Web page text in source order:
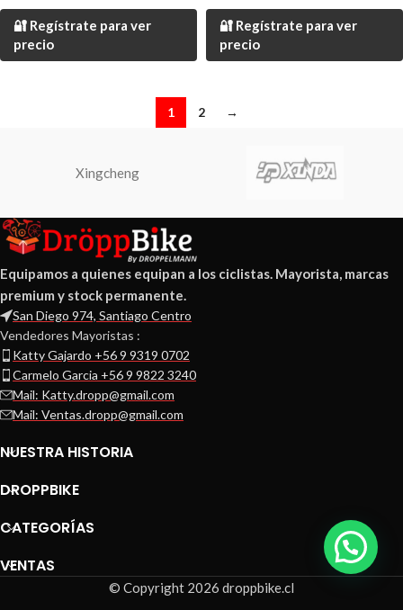
🔐 Regístrate para ver
precio
🔐 Regístrate para ver
precio
1 2 →
Xingcheng
Equipamos a quienes equipan a los ciclistas. Mayorista, marcas
premium y stock permanente.
San Diego 974, Santiago Centro
Vendedores Mayoristas :
Katty Gajardo +56 9 9319 0702
Carmelo Garcia +56 9 9822 3240
Mail: Katty.dropp@gmail.com
Mail: Ventas.dropp@gmail.com
NUESTRA HISTORIA
DROPPBIKE
CATEGORÍAS
VENTAS
© Copyright 2026 droppbike.cl